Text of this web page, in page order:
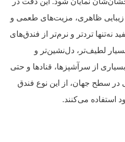
زیبایی ظاهری، مزیت‌های طعمی و
نه‌تنها تردتر و نرم‌تر از فندق‌های
لطیف‌تر، دل‌نشین‌تر و
از سرآشپزها، قنادها و حتی
در سطح جهان، از این نوع فندق
استفاده می‌کنند.